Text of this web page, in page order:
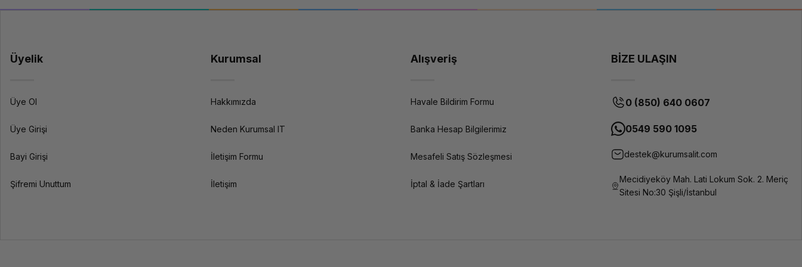
uyumlu
SO-DIMM
Üyelik
Üye Ol
Üye Girişi
Bayi Girişi
Şifremi Unuttum
Kurumsal
Hakkımızda
Neden Kurumsal IT
İletişim Formu
İletişim
Alışveriş
Havale Bildirim Formu
Banka Hesap Bilgilerimiz
Mesafeli Satış Sözleşmesi
İptal & İade Şartları
BİZE ULAŞIN
0 (850) 640 0607
0549 590 1095
destek@kurumsalit.com
Mecidiyeköy Mah. Lati Lokum Sok. 2. Meriç
Sitesi No:30 Şişli/İstanbul